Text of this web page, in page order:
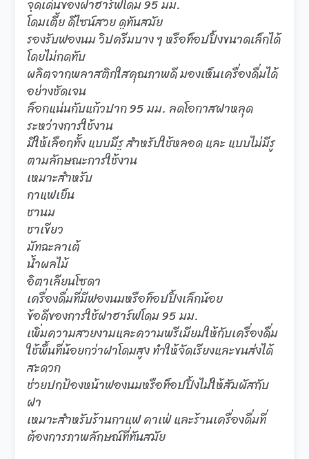
จุดเด่นของฝาฮาร์ฟโดม 95 มม.
โดมเตี้ย ดีไซน์สวย ดูทันสมัย
รองรับฟองนม วิปครีมบาง ๆ หรือท็อปปิ้งขนาดเล็กได้
โดยไม่กดทับ
ผลิตจากพลาสติกใสคุณภาพดี มองเห็นเครื่องดื่มได้
อย่างชัดเจน
ล็อกแน่นกับแก้วปาก 95 มม. ลดโอกาสฝาหลุด
ระหว่างการใช้งาน
มีให้เลือกทั้ง แบบมีรู สำหรับใช้หลอด และ แบบไม่มีรู
ตามลักษณะการใช้งาน
เหมาะสำหรับ
กาแฟเย็น
ชานม
ชาเขียว
มัทฉะลาเต้
น้ำผลไม้
อิตาเลียนโซดา
เครื่องดื่มที่มีฟองนมหรือท็อปปิ้งเล็กน้อย
ข้อดีของการใช้ฝาฮาร์ฟโดม 95 มม.
เพิ่มความสวยงามและความพรีเมียมให้กับเครื่องดื่ม
ใช้พื้นที่น้อยกว่าฝาโดมสูง ทำให้จัดเรียงและขนส่งได้
สะดวก
ช่วยปกป้องหน้าฟองนมหรือท็อปปิ้งไม่ให้สัมผัสกับ
ฝา
เหมาะสำหรับร้านกาแฟ คาเฟ่ และร้านเครื่องดื่มที่
ต้องการภาพลักษณ์ที่ทันสมัย